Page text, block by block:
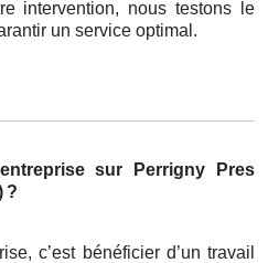
intervention, nous testons le
un service optimal.
sur Perrigny Pres
?
c’est bénéficier d’un travail